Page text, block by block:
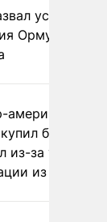
условие
Ормузского
билет в
из-за угрозы
из России